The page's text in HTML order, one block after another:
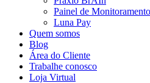
Painel de
Luna Pay
Quem somos
Blog
Área do Cliente
Trabalhe conosco
Loja Virtual